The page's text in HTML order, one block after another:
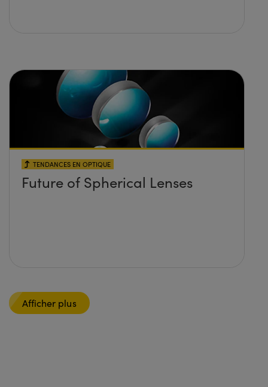
TENDANCES EN OPTIQUE
Future of Spherical Lenses
Afficher plus